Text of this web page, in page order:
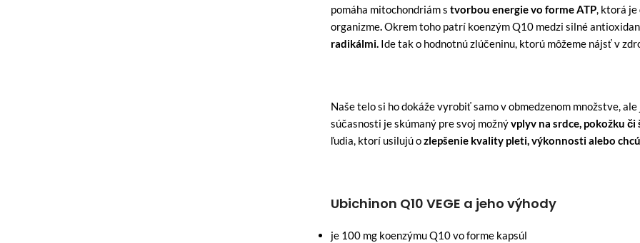
pomáha mitochondriám s tvorbou energie vo forme ATP, ktorá je
organizme.Okrem toho patrí koenzým Q10 medzi silné
radikálmi. Ide tak o hodnotnú zlúčeninu, ktorú môžeme nájsť v
Naše telo si ho dokáže vyrobiť samo v obmedzenom množstve, ale
súčasnosti je skúmaný pre svoj možnývplyv na srdce, pokožku
ľudia, ktorí usilujú ozlepšenie kvality pleti, výkonnosti alebo
Ubichinon Q10 VEGE a jeho výhody
je 100 mg koenzýmu Q10 vo forme kapsúl